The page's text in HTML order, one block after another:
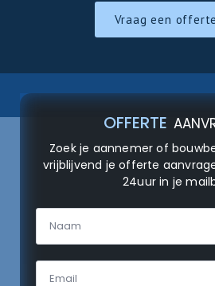
Vraag een
OFFERTE
Zoek je aannemer of
vrijblijvend je offerte
24uur in je